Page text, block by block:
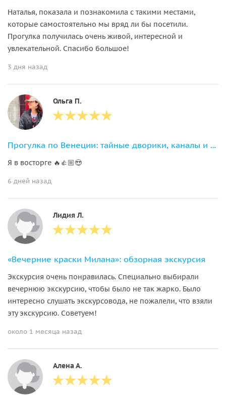
Наталья, показала и познакомила с такими местами,
которые самостоятельно мы вряд ли бы посетили.
Прогулка получилась очень живой, интересной и
увлекательной. Спасибо большое!
3 дня назад
Ольга П.
Прогулка по Венеции: тайные дворики, каналы и истории города
Я в восторге 🔥👍🏼😍
6 дней назад
Лидия Л.
«Вечерние краски Милана»: обзорная экскурсия
Экскурсия очень понравилась. Специально выбирали
вечернюю экскурсию, чтобы было не так жарко. Было
интересно слушать экскурсовода, не пожалели, что взяли
эту экскурсию. Советуем!
около 1 месяца назад
Алена А.